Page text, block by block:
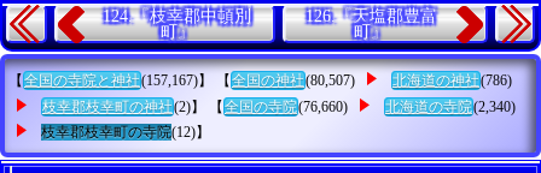
124.『枝幸郡中頓別
町』
126.『天塩郡豊富
町』
【 全国の寺院と神社(157,167)】 【 全国の神社(80,507) 北海道の神社(786)
枝幸郡枝幸町の神社(2)】 【 全国の寺院(76,660) 北海道の寺院(2,340)
枝幸郡枝幸町の寺院(12)】